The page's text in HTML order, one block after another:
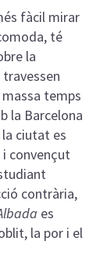
fàcil mirar
té
la
temps
la Barcelona
ciutat es
convençut
contrària,
es
la por i el